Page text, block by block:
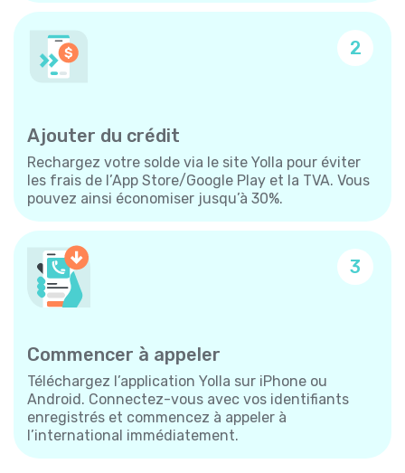
2
Ajouter du crédit
Rechargez votre solde via le site Yolla pour éviter
les frais de l’App Store/Google Play et la TVA. Vous
pouvez ainsi économiser jusqu’à 30%.
3
Commencer à appeler
Téléchargez l’application Yolla sur iPhone ou
Android. Connectez-vous avec vos identifiants
enregistrés et commencez à appeler à
l’international immédiatement.